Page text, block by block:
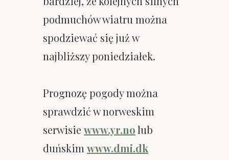
podmuchów wiatru można
spodziewać się już w
najbliższy poniedziałek.
Prognozę pogody można
sprawdzić w norweskim
serwisie www.yr.nolub
duńskimwww.dmi.dk